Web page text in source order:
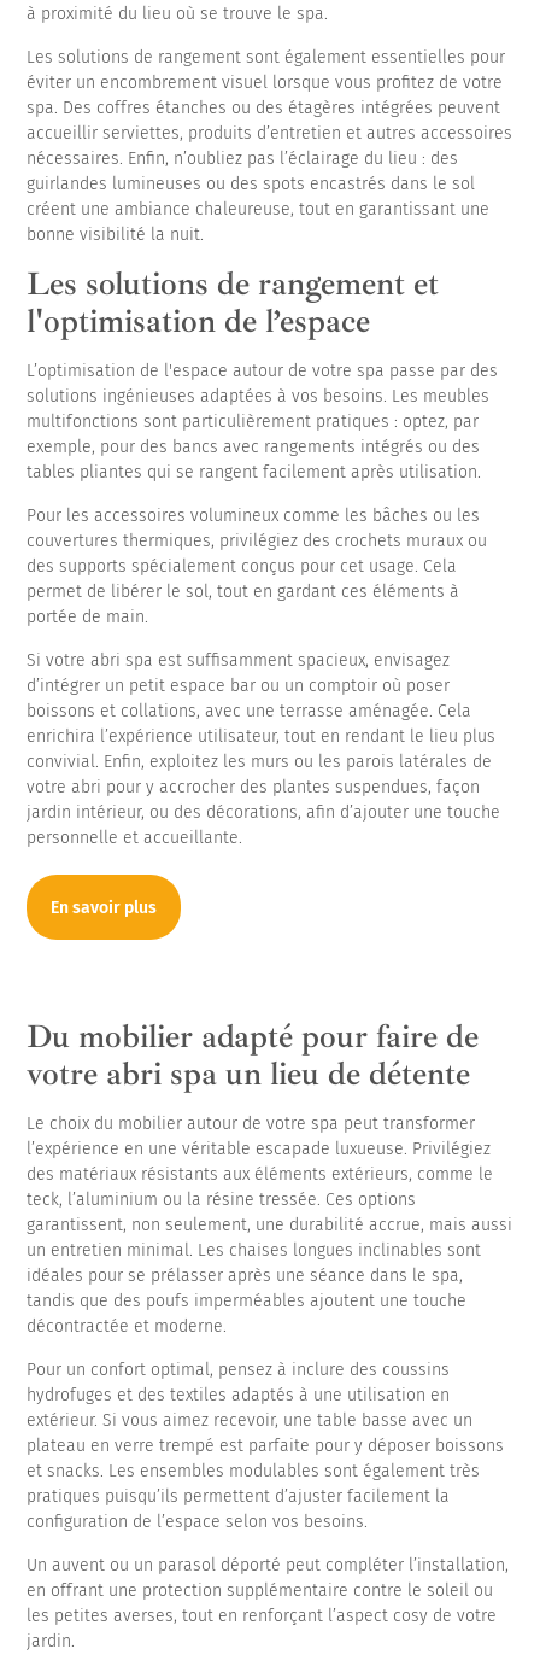
à proximité du lieu où se trouve le spa.
Les solutions de rangement sont également essentielles pour
éviter un encombrement visuel lorsque vous profitez de votre
spa. Des coffres étanches ou des étagères intégrées peuvent
accueillir serviettes, produits d’entretien et autres accessoires
nécessaires. Enfin, n’oubliez pas l’éclairage du lieu : des
guirlandes lumineuses ou des spots encastrés dans le sol
créent une ambiance chaleureuse, tout en garantissant une
bonne visibilité la nuit.
Les solutions de rangement et
l'optimisation de l’espace
L’optimisation de l'espace autour de votre spa passe par des
solutions ingénieuses adaptées à vos besoins. Les meubles
multifonctions sont particulièrement pratiques : optez, par
exemple, pour des bancs avec rangements intégrés ou des
tables pliantes qui se rangent facilement après utilisation.
Pour les accessoires volumineux comme les bâches ou les
couvertures thermiques, privilégiez des crochets muraux ou
des supports spécialement conçus pour cet usage. Cela
permet de libérer le sol, tout en gardant ces éléments à
portée de main.
Si votre abri spa est suffisamment spacieux, envisagez
d’intégrer un petit espace bar ou un comptoir où poser
boissons et collations, avec une terrasse aménagée. Cela
enrichira l’expérience utilisateur, tout en rendant le lieu plus
convivial. Enfin, exploitez les murs ou les parois latérales de
votre abri pour y accrocher des plantes suspendues, façon
jardin intérieur, ou des décorations, afin d’ajouter une touche
personnelle et accueillante.
En savoir plus
Du mobilier adapté pour faire de
votre abri spa un lieu de détente
Le choix du mobilier autour de votre spa peut transformer
l’expérience en une véritable escapade luxueuse. Privilégiez
des matériaux résistants aux éléments extérieurs, comme le
teck, l’aluminium ou la résine tressée. Ces options
garantissent, non seulement, une durabilité accrue, mais aussi
un entretien minimal. Les chaises longues inclinables sont
idéales pour se prélasser après une séance dans le spa,
tandis que des poufs imperméables ajoutent une touche
décontractée et moderne.
Pour un confort optimal, pensez à inclure des coussins
hydrofuges et des textiles adaptés à une utilisation en
extérieur. Si vous aimez recevoir, une table basse avec un
plateau en verre trempé est parfaite pour y déposer boissons
et snacks. Les ensembles modulables sont également très
pratiques puisqu’ils permettent d’ajuster facilement la
configuration de l’espace selon vos besoins.
Un auvent ou un parasol déporté peut compléter l’installation,
en offrant une protection supplémentaire contre le soleil ou
les petites averses, tout en renforçant l’aspect cosy de votre
jardin.